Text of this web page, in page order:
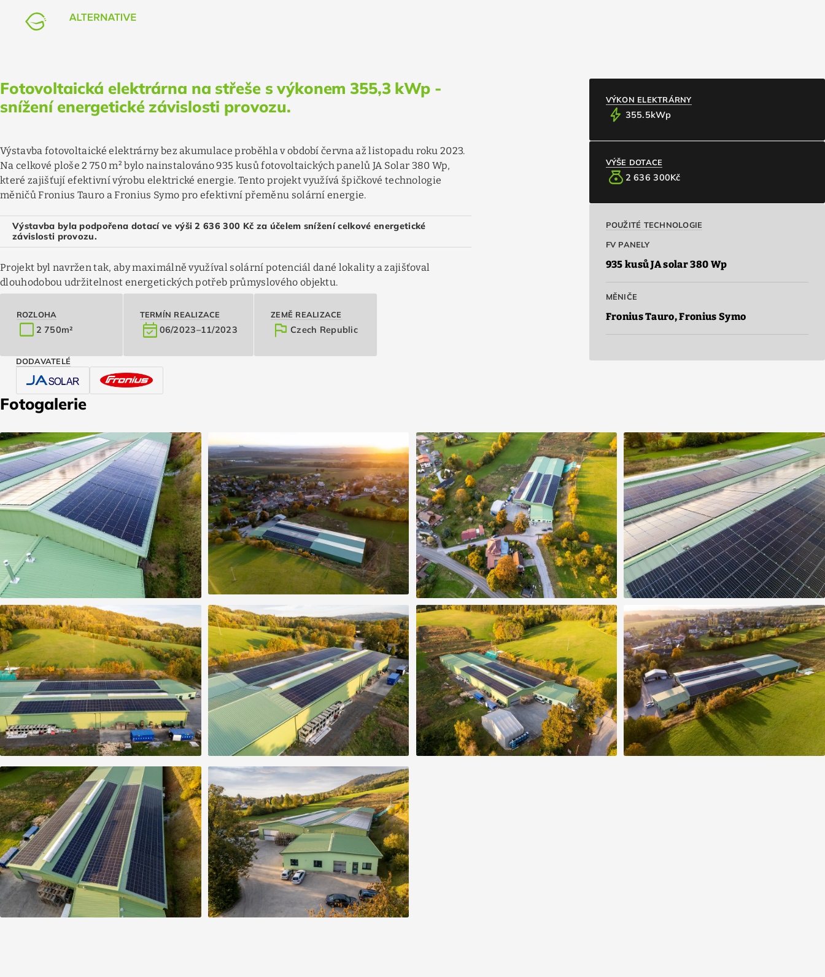
flagCzech Republic event_available
Fotovoltaická elektrárna na střeše s výkonem 355,3 kWp -
snížení energetické závislosti provozu.
Výstavba fotovoltaické elektrárny bez akumulace proběhla v období června až listopadu roku 2023.
Na celkové ploše 2 750 m² bylo nainstalováno 935 kusů fotovoltaických panelů JA Solar 380 Wp,
které zajišťují efektivní výrobu elektrické energie. Tento projekt využívá špičkové technologie
měničů Fronius Tauro a Fronius Symo pro efektivní přeměnu solární energie.
Výstavba byla podpořena dotací ve výši 2 636 300 Kč za účelem snížení celkové energetické
závislosti provozu.
Projekt byl navržen tak, aby maximálně využíval solární potenciál dané lokality a zajišťoval
dlouhodobou udržitelnost energetických potřeb průmyslového objektu.
ROZLOHA
crop_square 2 750m²
TERMÍN REALIZACE
event_available 06/2023–11/2023
ZEMĚ REALIZACE
flag Czech Republic
DODAVATELÉ
VÝKON ELEKTRÁRNY
bolt 355.5kWp
VÝŠE DOTACE
money_bag 2 636 300Kč
POUŽITÉ TECHNOLOGIE
FV PANELY
935 kusů JA solar 380 Wp
MĚNIČE
Fronius Tauro, Fronius Symo
Fotogalerie